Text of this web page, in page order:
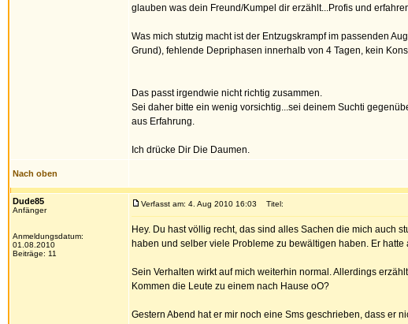
glauben was dein Freund/Kumpel dir erzählt...Profis und
Was mich stutzig macht ist der Entzugskrampf im passenden
Grund), fehlende Depriphasen innerhalb von 4 Tagen, kein
Das passt irgendwie nicht richtig zusammen.
Sei daher bitte ein wenig vorsichtig...sei deinem Suchti
aus Erfahrung.
Ich drücke Dir Die Daumen.
Nach oben
Dude85
Anfänger
Anmeldungsdatum:
01.08.2010
Beiträge: 11
Verfasst am: 4. Aug 2010 16:03 Titel:
Hey. Du hast völlig recht, das sind alles Sachen die mich auch
haben und selber viele Probleme zu bewältigen haben. Er hatte
Sein Verhalten wirkt auf mich weiterhin normal. Allerdings
Kommen die Leute zu einem nach Hause oO?
Gestern Abend hat er mir noch eine Sms geschrieben, dass er